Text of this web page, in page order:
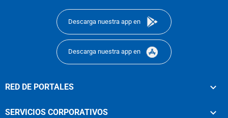
Descarga nuestra app en
Descarga nuestra app en
RED DE PORTALES
SERVICIOS CORPORATIVOS